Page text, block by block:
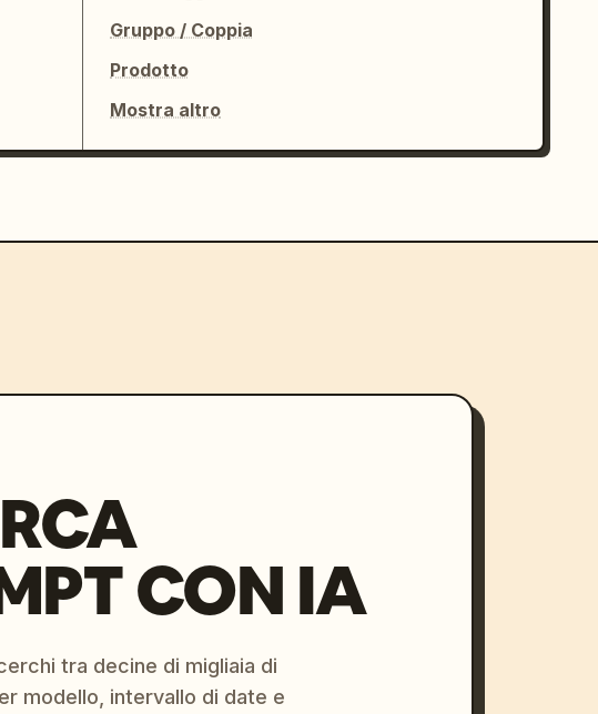
Gruppo / Coppia
Prodotto
Mostra altro
CON IA
tra decine di migliaia di
modello, intervallo di date e